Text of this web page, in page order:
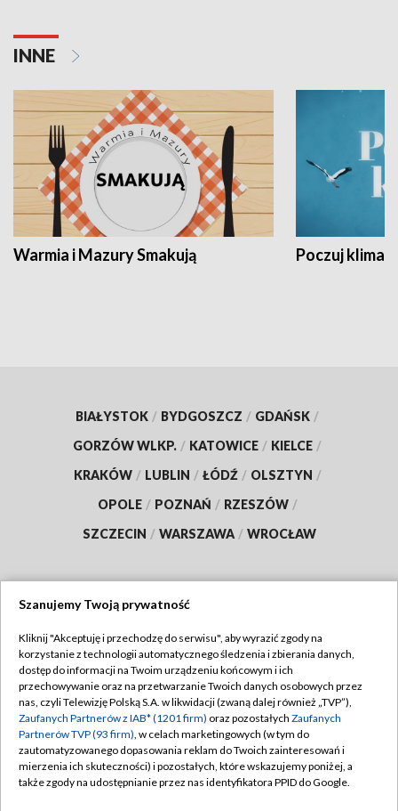
INNE
Warmia i Mazury Smakują Poczuj klimat
BIAŁYSTOK / BYDGOSZCZ / GDAŃSK /
GORZÓW WLKP. / KATOWICE / KIELCE /
KRAKÓW / LUBLIN / ŁÓDŹ / OLSZTYN /
OPOLE / POZNAŃ / RZESZÓW /
SZCZECIN / WARSZAWA / WROCŁAW
TVP
Abonament TVP
Emisja w TVP
Centrum informacji TVP
Naziemna Telewizja Cyfrowa
Regulamin TVP
Polityka prywatności
Moje zgody
Pomoc
Szanujemy Twoją prywatność
Kliknij "Akceptuję i przechodzę do serwisu", aby wyrazić zgody na
korzystanie z technologii automatycznego śledzenia i zbierania danych,
dostęp do informacji na Twoim urządzeniu końcowym i ich
przechowywanie oraz na przetwarzanie Twoich danych osobowych przez
nas, czyli Telewizję Polską S.A. w likwidacji (zwaną dalej również „TVP”),
Zaufanych Partnerów z IAB* (1201 firm) oraz pozostałych Zaufanych
Partnerów TVP (93 firm), w celach marketingowych (w tym do
zautomatyzowanego dopasowania reklam do Twoich zainteresowań i
mierzenia ich skuteczności) i pozostałych, które wskazujemy poniżej, a
także zgody na udostępnianie przez nas identyfikatora PPID do Google.